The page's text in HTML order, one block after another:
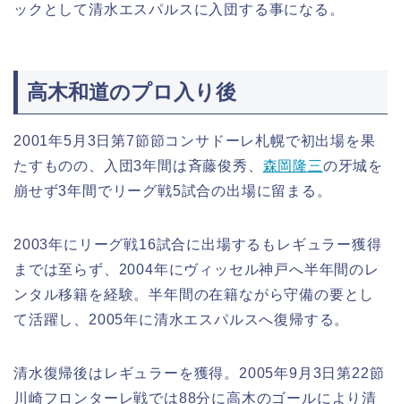
ックとして清水エスパルスに入団する事になる。
高木和道のプロ入り後
2001年5月3日第7節節コンサドーレ札幌で初出場を果
たすものの、入団3年間は斉藤俊秀、 森岡隆三の牙城を
崩せず3年間でリーグ戦5試合の出場に留まる。
2003年にリーグ戦16試合に出場するもレギュラー獲得
までは至らず、2004年にヴィッセル神戸へ半年間のレ
ンタル移籍を経験。半年間の在籍ながら守備の要とし
て活躍し、2005年に清水エスパルスへ復帰する。
清水復帰後はレギュラーを獲得。2005年9月3日第22節
川崎フロンターレ戦では88分に高木のゴールにより清